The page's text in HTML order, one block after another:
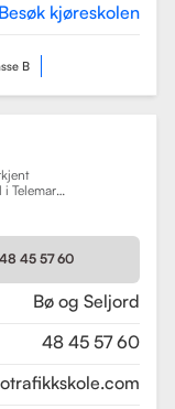
Besøk kjøreskolen
B
Telemark,
for
BE, samt
førstehjelp
45 57 60
Bø og Seljord
48 45 57 60